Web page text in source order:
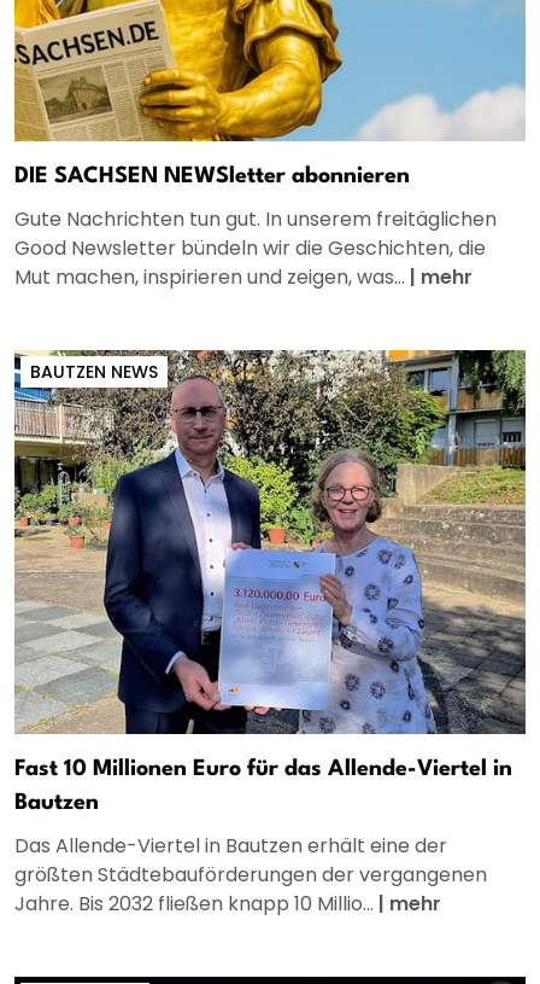
DIE SACHSEN NEWSletter abonnieren
Gute Nachrichten tun gut. In unserem freitäglichen
Good Newsletter bündeln wir die Geschichten, die
Mut machen, inspirieren und zeigen, was... | mehr
BAUTZEN NEWS
Fast 10 Millionen Euro für das Allende-Viertel in
Bautzen
Das Allende-Viertel in Bautzen erhält eine der
größten Städtebauförderungen der vergangenen
Jahre. Bis 2032 fließen knapp 10 Millio... | mehr